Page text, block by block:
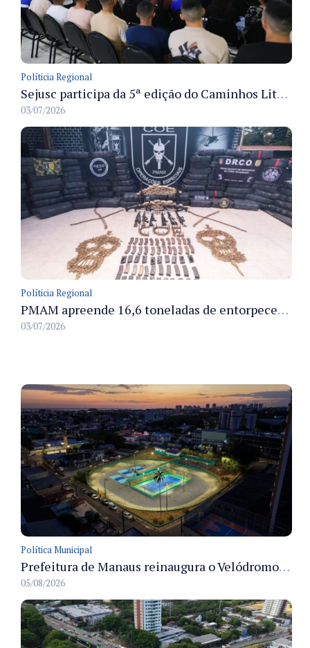
Políticia Regional
Sejusc participa da 5ª edição do Caminhos Literários com foco na cultura hip-hop nas unidades socioeducativas
03/07/2026
Políticia Regional
PMAM apreende 16,6 toneladas de entorpecentes e registra aumento nas prisões em flagrante e nas capturas de foragidos no primeiro semestre de 2026
03/07/2026
Política Municipal
Prefeitura de Manaus reinaugura o Velódromo Professora Alzira Campos e entrega espaço esportivo totalmente revitalizado
05/08/2026